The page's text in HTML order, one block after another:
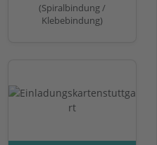
(Spiralbindung /
Klebebindung)